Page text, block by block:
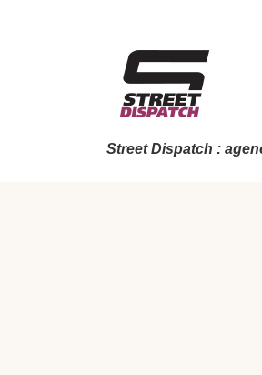
Street Dispatch :